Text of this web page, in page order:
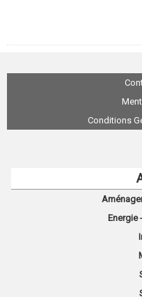
Conditions
Energie